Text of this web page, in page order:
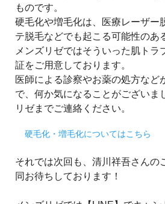
ものです。
硬毛化や増毛化は、医療レーザー
テ脱毛などでも起こる可能性のあ
メンズリゼではそういった肌トラ
証をご用意しております。
医師による診察やお薬の処方など
で、何か気になることがございま
リゼまでご連絡ください。
硬毛化・増毛化についてはこちら
それでは次回も、清川祥吾さんの
同お待ちしております！